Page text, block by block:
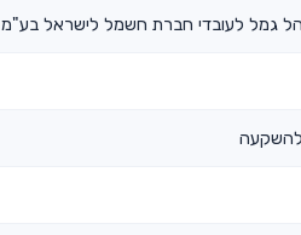
גמל לעובדי חברת חשמל לישראל בע"מ